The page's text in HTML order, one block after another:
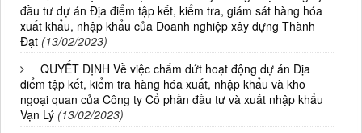
đầu tư dự án Địa điểm tập kết, kiểm tra, giám sát hàng hóa
xuất khẩu, nhập khẩu của Doanh nghiệp xây dựng Thành
Đạt (13/02/2023)
QUYẾT ĐỊNH Về việc chấm dứt hoạt động dự án Địa
điểm tập kết, kiểm tra hàng hóa xuất, nhập khẩu và kho
ngoại quan của Công ty Cổ phần đầu tư và xuất nhập khẩu
Vạn Lý (13/02/2023)